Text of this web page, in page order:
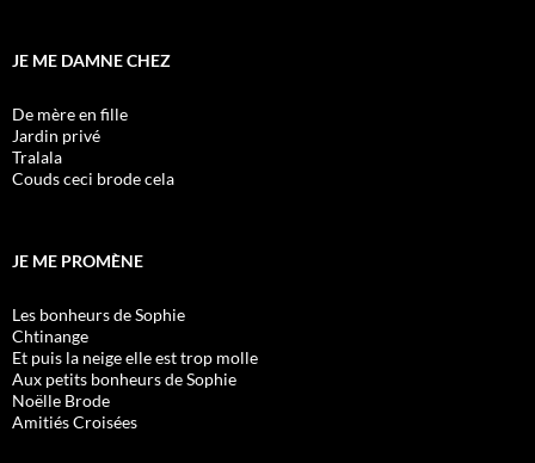
JE ME DAMNE CHEZ
De mère en fille
Jardin privé
Tralala
Couds ceci brode cela
JE ME PROMÈNE
Les bonheurs de Sophie
Chtinange
Et puis la neige elle est trop molle
Aux petits bonheurs de Sophie
Noëlle Brode
Amitiés Croisées